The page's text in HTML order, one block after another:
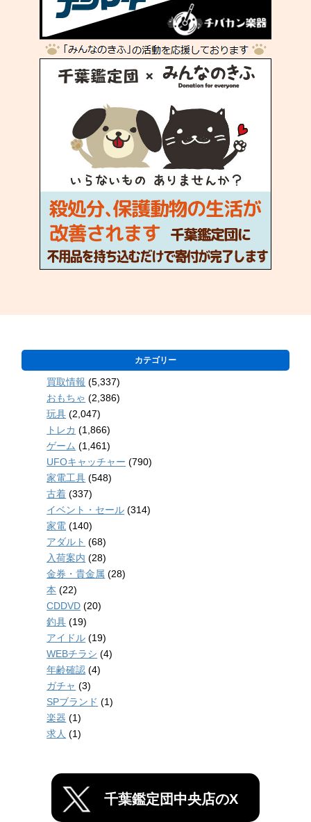
カテゴリー
買取情報 (5,337)
おもちゃ (2,386)
玩具 (2,047)
トレカ (1,866)
ゲーム (1,461)
UFOキャッチャー (790)
家電工具 (548)
古着 (337)
イベント・セール (314)
家電 (140)
アダルト (68)
入荷案内 (28)
金券・貴金属 (28)
本 (22)
CDDVD (20)
釣具 (19)
アイドル (19)
WEBチラシ (4)
年齢確認 (4)
ガチャ (3)
SPブランド (1)
楽器 (1)
求人 (1)
千葉鑑定団中央店のX